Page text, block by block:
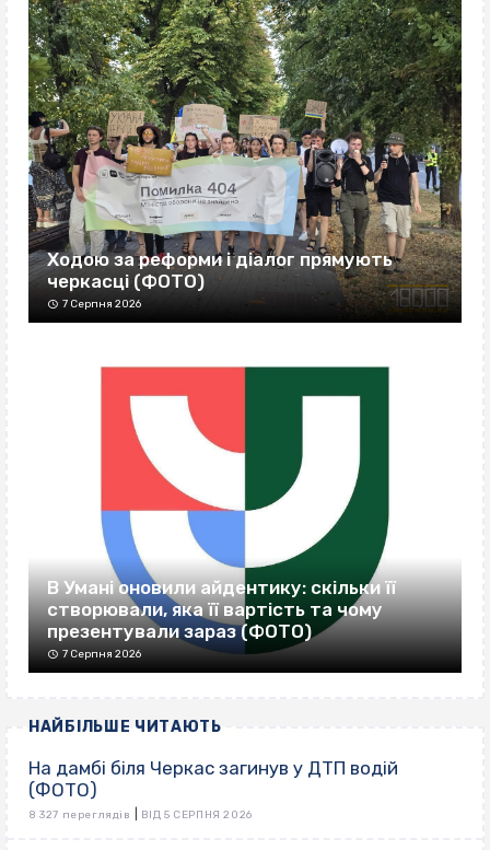
Ходою за реформи і діалог прямують
черкасці (ФОТО)
7 Серпня 2026
В Умані оновили айдентику: скільки її
створювали, яка її вартість та чому
презентували зараз (ФОТО)
7 Серпня 2026
НАЙБІЛЬШЕ ЧИТАЮТЬ
На дамбі біля Черкас загинув у ДТП водій
(ФОТО)
8 327 переглядів ВІД 5 СЕРПНЯ 2026